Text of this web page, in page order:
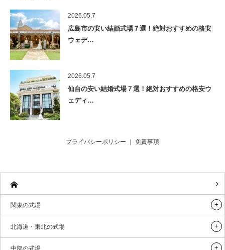
2026.05.7
広島市の安い結婚式場７選！絶対おすすめの格安
ウェデ…
2026.05.7
仙台の安い結婚式場７選！絶対おすすめの格安ウ
ェディ…
プライバシーポリシー 免責事項
関東の式場
北海道・東北の式場